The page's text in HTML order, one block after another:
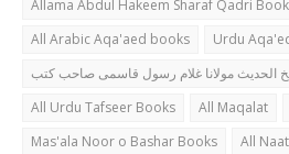
Allama Abdul Hakeem Sharaf Qadri
All Arabic Aqa'aed books
Urdu
الحدیث مولانا غلام رسول قاسمی صاحب کتب
All Urdu Tafseer Books
All Maqalat
Mas'ala Noor o Bashar Books
All